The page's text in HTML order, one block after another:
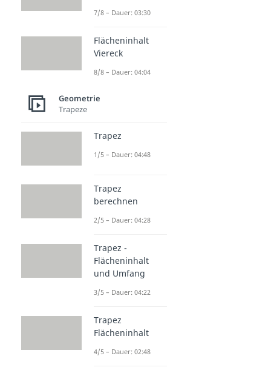
7/8 – Dauer: 03:30
Flächeninhalt
Viereck
8/8 – Dauer: 04:04
Geometrie
Trapeze
Trapez
1/5 – Dauer: 04:48
Trapez
berechnen
2/5 – Dauer: 04:28
Trapez -
Flächeninhalt
und Umfang
3/5 – Dauer: 04:22
Trapez
Flächeninhalt
4/5 – Dauer: 02:48